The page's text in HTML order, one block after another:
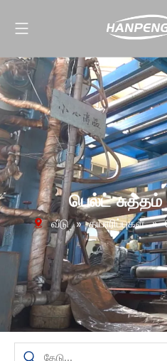
பெல்ட்
வீடு » தயாரிப்புகள் »